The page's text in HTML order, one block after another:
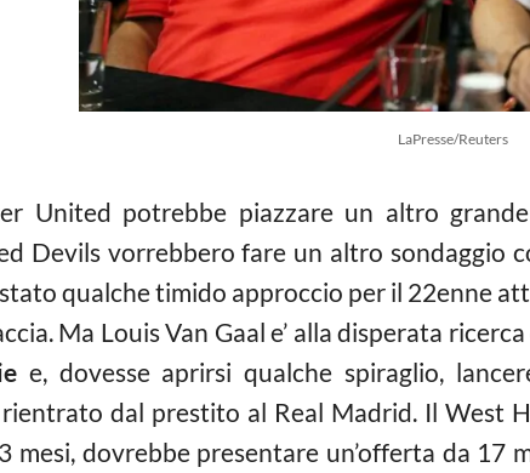
LaPresse/Reuters
United potrebbe piazzare un altro
Devils vorrebbero fare un altro sondaggio
qualche timido approccio per il 22enne
Ma Louis Van Gaal e’ alla disperata
e, dovesse aprirsi qualche spiraglio,
rientrato dal prestito al Real Madrid. Il West
mesi, dovrebbe presentare un’offerta da 17